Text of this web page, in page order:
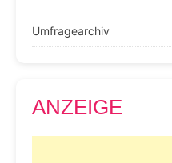
Umfragearchiv
ANZEIGE